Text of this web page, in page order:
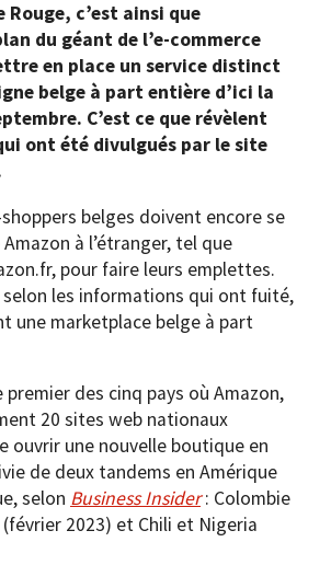
c’est ainsi que
du géant de l’e-commerce
en place un service distinct
belge à part entière d’ici la
C’est ce que révèlent
ont été divulgués par le site
belges doivent encore se
à l’étranger, tel que
pour faire leurs emplettes.
selon les informations qui ont fuité,
une marketplace belge à part
premier des cinq pays où Amazon,
20 sites web nationaux
ouvrir une nouvelle boutique en
de deux tandems en Amérique
selon Business Insider: Colombie
2023) et Chili et Nigeria